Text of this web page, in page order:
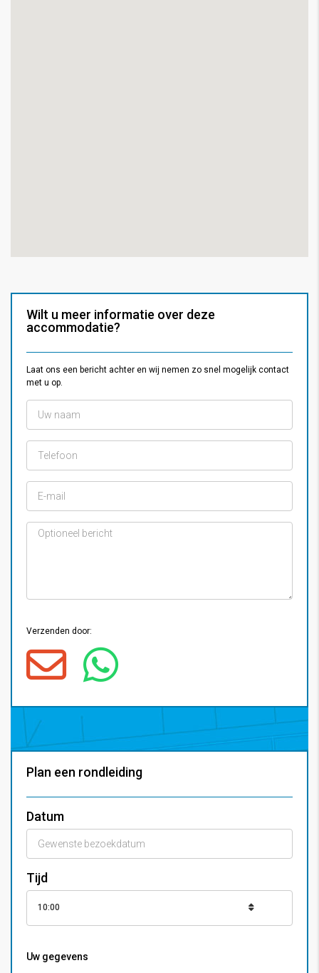
Wilt u meer informatie over deze
accommodatie?
Laat ons een bericht achter en wij nemen zo snel mogelijk contact
met u op.
Verzenden door:
Plan een rondleiding
Datum
Tijd
10:00
Uw gegevens